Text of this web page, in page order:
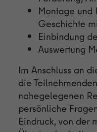
Montage
Geschichte
Einbindung
Auswertung
Im Anschluss an
die
nahegelegenen
persönliche
Eindruck, von der